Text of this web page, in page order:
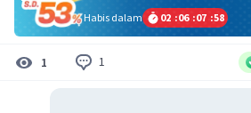
Habis dalam
02 :06 :07 :58
1 1